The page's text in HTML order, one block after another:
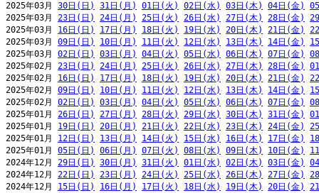
2025年03月 30日(日) 31日(月) 01日(火) 02日(水) 03日(木) 04日(金)
2025年03月 23日(日) 24日(月) 25日(火) 26日(水) 27日(木) 28日(金)
2025年03月 16日(日) 17日(月) 18日(火) 19日(水) 20日(木) 21日(金)
2025年03月 09日(日) 10日(月) 11日(火) 12日(水) 13日(木) 14日(金)
2025年03月 02日(日) 03日(月) 04日(火) 05日(水) 06日(木) 07日(金)
2025年02月 23日(日) 24日(月) 25日(火) 26日(水) 27日(木) 28日(金)
2025年02月 16日(日) 17日(月) 18日(火) 19日(水) 20日(木) 21日(金)
2025年02月 09日(日) 10日(月) 11日(火) 12日(水) 13日(木) 14日(金)
2025年02月 02日(日) 03日(月) 04日(火) 05日(水) 06日(木) 07日(金)
2025年01月 26日(日) 27日(月) 28日(火) 29日(水) 30日(木) 31日(金)
2025年01月 19日(日) 20日(月) 21日(火) 22日(水) 23日(木) 24日(金)
2025年01月 12日(日) 13日(月) 14日(火) 15日(水) 16日(木) 17日(金)
2025年01月 05日(日) 06日(月) 07日(火) 08日(水) 09日(木) 10日(金)
2024年12月 29日(日) 30日(月) 31日(火) 01日(水) 02日(木) 03日(金)
2024年12月 22日(日) 23日(月) 24日(火) 25日(水) 26日(木) 27日(金)
2024年12月 15日(日) 16日(月) 17日(火) 18日(水) 19日(木) 20日(金)